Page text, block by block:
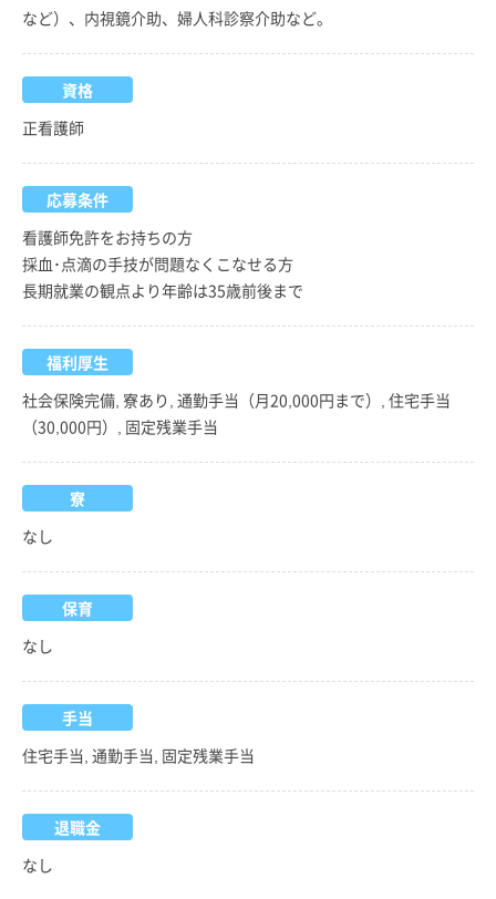
など）、内視鏡介助、婦人科診察介助など。
資格
正看護師
応募条件
看護師免許をお持ちの方
採血･点滴の手技が問題なくこなせる方
長期就業の観点より年齢は35歳前後まで
福利厚生
社会保険完備, 寮あり, 通勤手当（月20,000円まで）, 住宅手当
（30,000円）, 固定残業手当
寮
なし
保育
なし
手当
住宅手当, 通勤手当, 固定残業手当
退職金
なし